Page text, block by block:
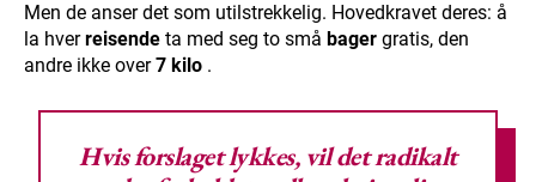
Men de anser det som utilstrekkelig. Hovedkravet deres: å
la hverreisende ta med seg to små bager gratis, den
andre ikke over7 kilo .
Hvis forslaget lykkes, vil det radikalt